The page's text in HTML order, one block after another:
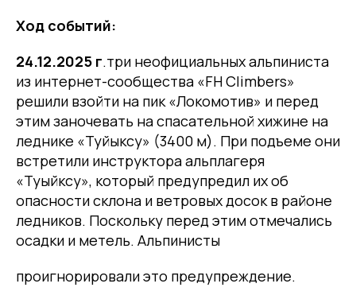
Ход событий:
24.12.2025 г.три неофициальных альпиниста
из интернет-сообщества «FH Climbers»
решили взойти на пик «Локомотив» и перед
этим заночевать на спасательной хижине на
леднике «Туйыксу» (3400 м). При подъеме они
встретили инструктора альплагеря
«Туыйксу», который предупредил их об
опасности склона и ветровых досок в районе
ледников. Поскольку перед этим отмечались
осадки и метель. Альпинисты
проигнорировали это предупреждение.